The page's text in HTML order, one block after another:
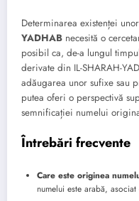
Determinarea existenței unor
YADHAB necesită o
posibil ca, de-a lungul
derivate din IL-SHARAH-
adăugarea unor sufixe sau
putea oferi o perspectivă
semnificației numelui
Întrebări frecvente
Care este originea
numelui este arabă,